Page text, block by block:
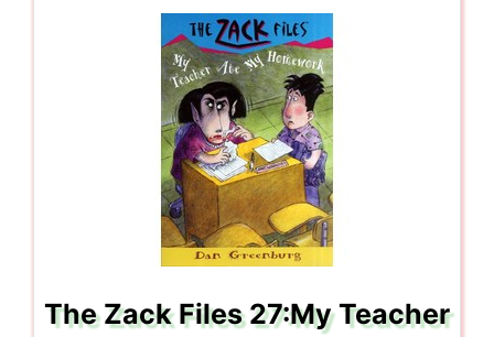
The Zack Files 27:My Teacher